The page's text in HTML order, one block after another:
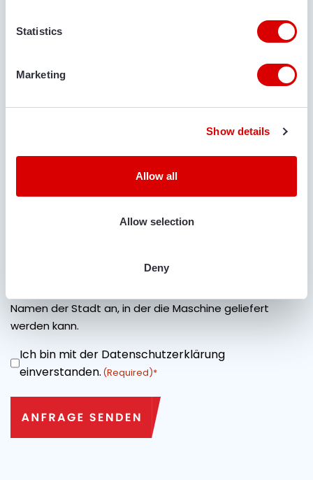
Statistics
Marketing
Show details
Allow all
Allow selection
Deny
IST EIN TRANSPORT ERFORDERLICH?
Ja Nein
Namen der Stadt an, in der die Maschine geliefert
werden kann.
ZUSTIMMUNG
Ich bin mit der Datenschutzerklärung
einverstanden. (Required)